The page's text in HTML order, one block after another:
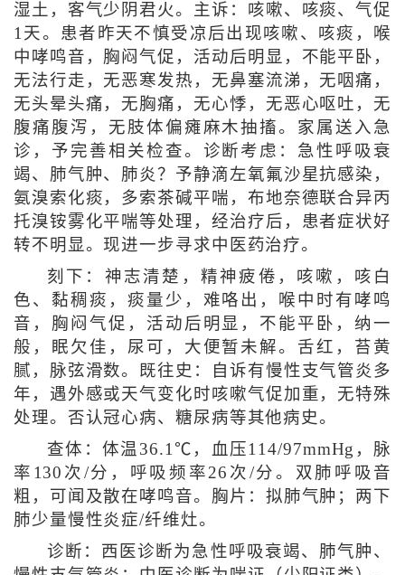
湿土，客气少阴君火。主诉：咳嗽、咳痰、气促
1天。患者昨天不慎受凉后出现咳嗽、咳痰，喉
中哮鸣音，胸闷气促，活动后明显，不能平卧，
无法行走，无恶寒发热，无鼻塞流涕，无咽痛，
无头晕头痛，无胸痛，无心悸，无恶心呕吐，无
腹痛腹泻，无肢体偏瘫麻木抽搐。家属送入急
诊，予完善相关检查。诊断考虑：急性呼吸衰
竭、肺气肿、肺炎？予静滴左氧氟沙星抗感染，
氨溴索化痰，多索茶碱平喘，布地奈德联合异丙
托溴铵雾化平喘等处理，经治疗后，患者症状好
转不明显。现进一步寻求中医药治疗。
刻下：神志清楚，精神疲倦，咳嗽，咳白
色、黏稠痰，痰量少，难咯出，喉中时有哮鸣
音，胸闷气促，活动后明显，不能平卧，纳一
般，眠欠佳，尿可，大便暂未解。舌红，苔黄
腻，脉弦滑数。既往史：自诉有慢性支气管炎多
年，遇外感或天气变化时咳嗽气促加重，无特殊
处理。否认冠心病、糖尿病等其他病史。
查体：体温36.1℃，血压114/97mmHg，脉
率130次/分，呼吸频率26次/分。双肺呼吸音
粗，可闻及散在哮鸣音。胸片：拟肺气肿；两下
肺少量慢性炎症/纤维灶。
诊断：西医诊断为急性呼吸衰竭、肺气肿、